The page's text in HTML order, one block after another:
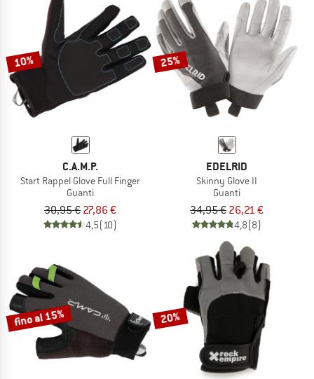
10%
C.A.M.P.
Start Rappel Glove Full Finger
Guanti
30,95 € 27,86 €
4,5(10)
25%
EDELRID
Skinny Glove II
Guanti
34,95 € 26,21 €
4,8(8)
fino al 15% 20%